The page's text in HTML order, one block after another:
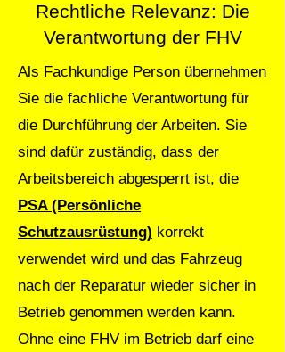
Rechtliche Relevanz: Die
Verantwortung der FHV
Als Fachkundige Person übernehmen
Sie die fachliche Verantwortung für
die Durchführung der Arbeiten. Sie
sind dafür zuständig, dass der
Arbeitsbereich abgesperrt ist, die
PSA (Persönliche
Schutzausrüstung) korrekt
verwendet wird und das Fahrzeug
nach der Reparatur wieder sicher in
Betrieb genommen werden kann.
Ohne eine FHV im Betrieb darf eine